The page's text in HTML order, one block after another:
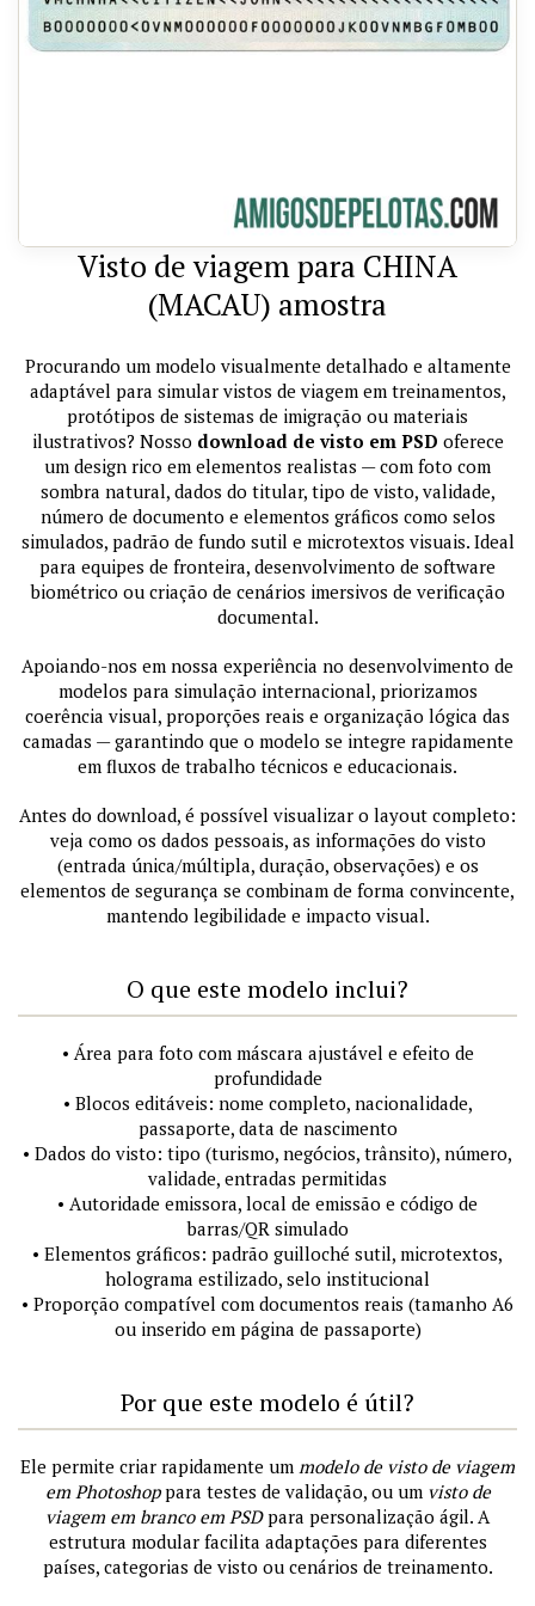
Visto de viagem para CHINA
(MACAU) amostra
Procurando um modelo visualmente detalhado e altamente
adaptável para simular vistos de viagem em treinamentos,
protótipos de sistemas de imigração ou materiais
ilustrativos? Nosso download de visto em PSD oferece
um design rico em elementos realistas — com foto com
sombra natural, dados do titular, tipo de visto, validade,
número de documento e elementos gráficos como selos
simulados, padrão de fundo sutil e microtextos visuais. Ideal
para equipes de fronteira, desenvolvimento de software
biométrico ou criação de cenários imersivos de verificação
documental.
Apoiando-nos em nossa experiência no desenvolvimento de
modelos para simulação internacional, priorizamos
coerência visual, proporções reais e organização lógica das
camadas — garantindo que o modelo se integre rapidamente
em fluxos de trabalho técnicos e educacionais.
Antes do download, é possível visualizar o layout completo:
veja como os dados pessoais, as informações do visto
(entrada única/múltipla, duração, observações) e os
elementos de segurança se combinam de forma convincente,
mantendo legibilidade e impacto visual.
O que este modelo inclui?
• Área para foto com máscara ajustável e efeito de
profundidade
• Blocos editáveis: nome completo, nacionalidade,
passaporte, data de nascimento
• Dados do visto: tipo (turismo, negócios, trânsito), número,
validade, entradas permitidas
• Autoridade emissora, local de emissão e código de
barras/QR simulado
• Elementos gráficos: padrão guilloché sutil, microtextos,
holograma estilizado, selo institucional
• Proporção compatível com documentos reais (tamanho A6
ou inserido em página de passaporte)
Por que este modelo é útil?
Ele permite criar rapidamente um modelo de visto de viagem
em Photoshoppara testes de validação, ou um visto de
viagem em branco em PSDpara personalização ágil. A
estrutura modular facilita adaptações para diferentes
países, categorias de visto ou cenários de treinamento.